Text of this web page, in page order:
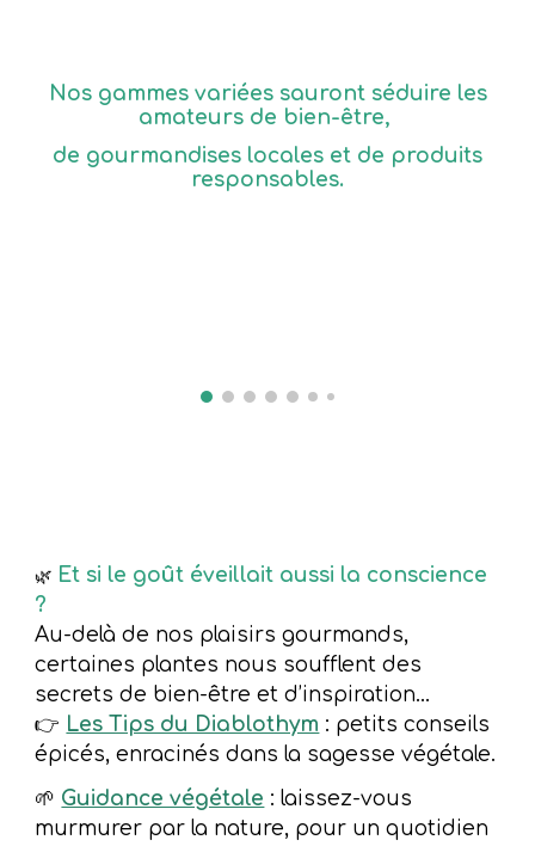
Nos gammes variées sauront séduire les
amateurs de bien-être,
de gourmandises locales et de produits
responsables.
🌿 Et si le goût éveillait aussi la conscience
?
Au-delà de nos plaisirs gourmands,
certaines plantes nous soufflent des
secrets de bien-être et d’inspiration...
👉 Les Tips du Diablothym : petits conseils
épicés, enracinés dans la sagesse végétale.
🌱 Guidance végétale : laissez-vous
murmurer par la nature, pour un quotidien